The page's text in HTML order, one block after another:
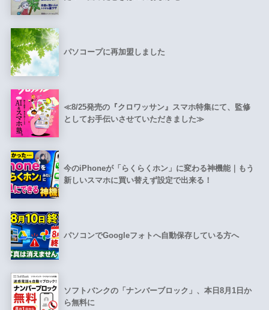
パソコープに再加盟しました
≪8/25発売の『クロワッサン』スマホ特集にて、監修
としてお手伝いさせていただきました≫
今のiPhoneが「らくらくホン」に変わる神機能｜もう
新しいスマホに買い替えず設定で出来る！
パソコンでGoogleフォトへ自動保存している方へ
ソフトバンクの「ナンバーブロック」、本日8月1日か
ら無料に